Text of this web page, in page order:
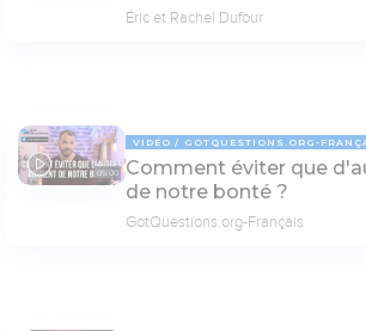
Éric et Rachel Dufour
05:00
VIDÉO GOTQUESTIONS.ORG-
Comment éviter que
de notre bonté ?
GotQuestions.org-Français